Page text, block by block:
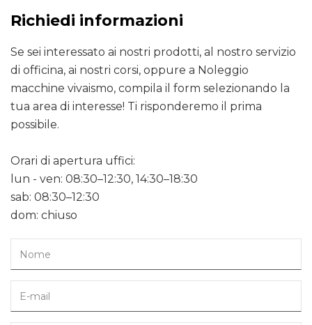
Richiedi informazioni
Se sei interessato ai nostri prodotti, al nostro servizio
di officina, ai nostri corsi, oppure a Noleggio
macchine vivaismo, compila il form selezionando la
tua area di interesse! Ti risponderemo il prima
possibile.
Orari di apertura uffici:
lun - ven: 08:30–12:30, 14:30–18:30
sab: 08:30–12:30
dom: chiuso